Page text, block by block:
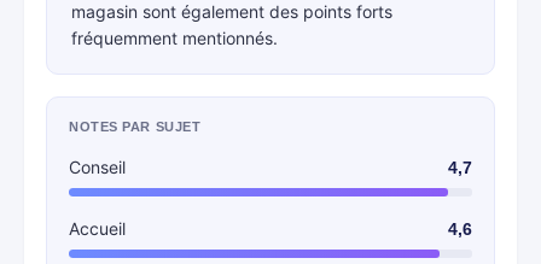
magasin sont également des points forts
fréquemment mentionnés.
NOTES PAR SUJET
Conseil 4,7
Accueil 4,6